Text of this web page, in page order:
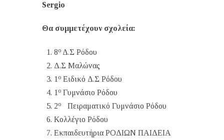
Sergio
Θα συμμετέχουν σχολεία:
8ο Δ.Σ Ρόδου
Δ.Σ Μαλώνας
1 ο Ειδικό Δ.Σ Ρόδου
1 ο Γυμνάσιο Ρόδου
2ο
Πειραματικό Γυμνάσιο Ρόδου
Κολλέγιο Ρόδου
Εκπαιδευτήρια ΡΟΔΙΩΝ ΠΑΙΔΕΙΑ